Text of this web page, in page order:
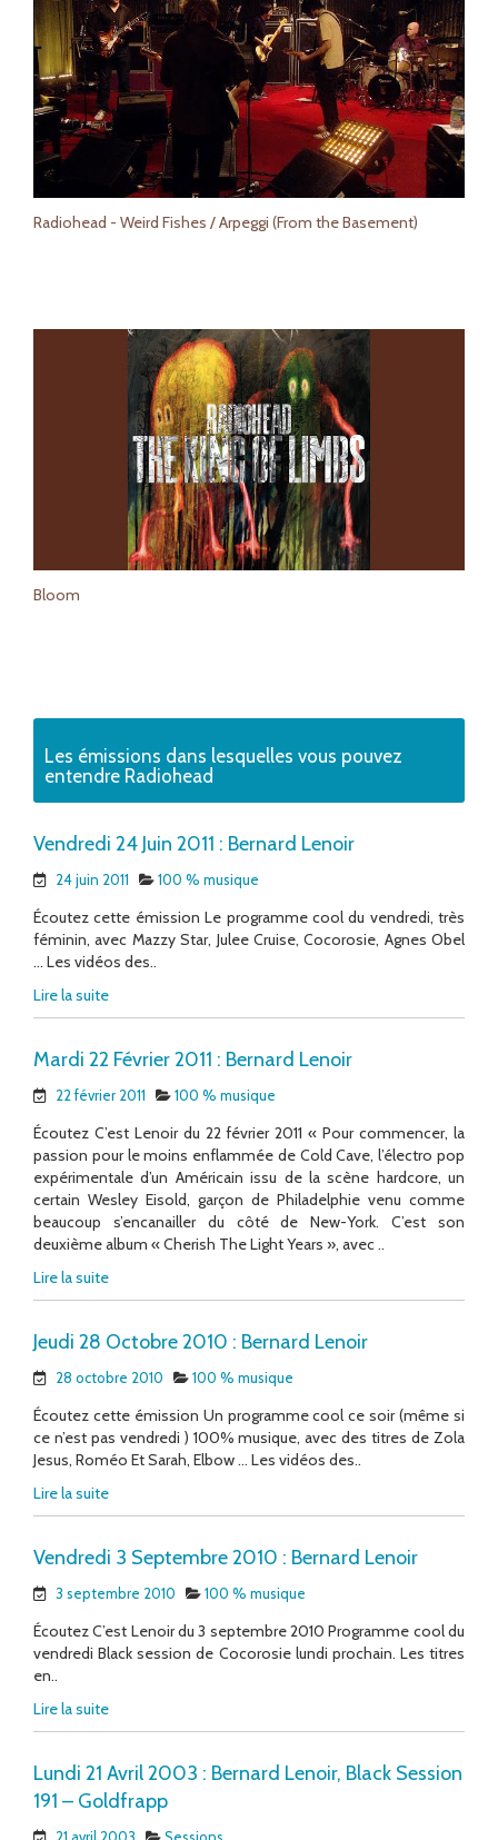
Radiohead - Weird Fishes / Arpeggi (From the Basement)
Bloom
Les émissions dans lesquelles vous pouvez
entendre Radiohead
Vendredi 24 Juin 2011 : Bernard Lenoir
24 juin 2011 100 % musique
Écoutez cette émission Le programme cool du vendredi, très
féminin, avec Mazzy Star, Julee Cruise, Cocorosie, Agnes Obel
… Les vidéos des..
Lire la suite
Mardi 22 Février 2011 : Bernard Lenoir
22 février 2011 100 % musique
Écoutez C’est Lenoir du 22 février 2011 « Pour commencer, la
passion pour le moins enflammée de Cold Cave, l’électro pop
expérimentale d’un Américain issu de la scène hardcore, un
certain Wesley Eisold, garçon de Philadelphie venu comme
beaucoup s’encanailler du côté de New-York. C’est son
deuxième album « Cherish The Light Years », avec ..
Lire la suite
Jeudi 28 Octobre 2010 : Bernard Lenoir
28 octobre 2010 100 % musique
Écoutez cette émission Un programme cool ce soir (même si
ce n’est pas vendredi ) 100% musique, avec des titres de Zola
Jesus, Roméo Et Sarah, Elbow … Les vidéos des..
Lire la suite
Vendredi 3 Septembre 2010 : Bernard Lenoir
3 septembre 2010 100 % musique
Écoutez C’est Lenoir du 3 septembre 2010 Programme cool du
vendredi Black session de Cocorosie lundi prochain. Les titres
en..
Lire la suite
Lundi 21 Avril 2003 : Bernard Lenoir, Black Session
191 – Goldfrapp
21 avril 2003 Sessions